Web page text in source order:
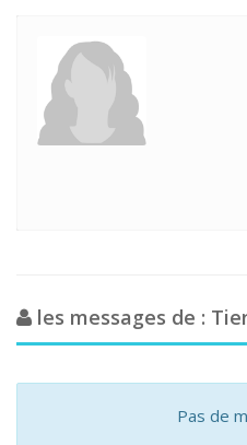
les messages de :
Pas de